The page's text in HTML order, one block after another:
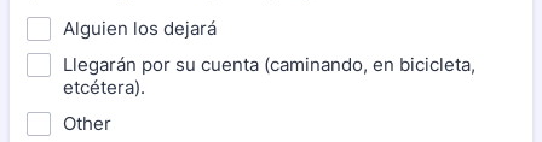
Alguien los dejará
Llegarán por su cuenta (caminando, en bicicleta,
etcétera).
Other